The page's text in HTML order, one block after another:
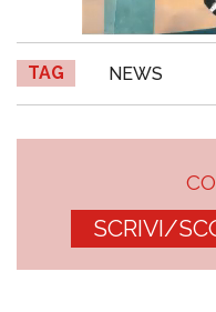
TAG NEWS
SCRIVI/